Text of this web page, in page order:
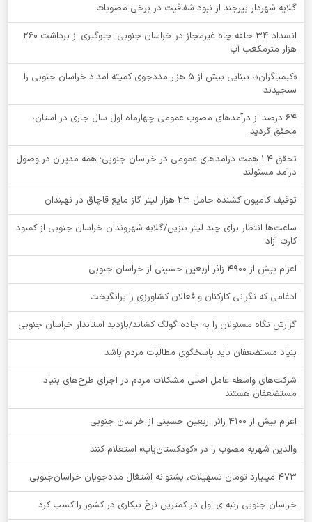
گلایه شهردار بیرجند از نبود شفافیت در برخی مصوبات
انسداد ۳۴ حلقه چاه غیرمجاز در خراسان جنوبی؛ جلوگیری از برداشت ۲۶۰
هزار مترمکعب آب
«کیمیاگران»، بینایی بیش از ۵ هزار مددجوی کمیته امداد خراسان جنوبی را
سنجیدند
64 درصد از درآمدهای مصوب عمومی چهارماه اول سال جاری در استان،
محقق گردید.
تحقق ۱.۴ همت درآمدهای عمومی در خراسان جنوبی؛ همه مدیران در وصول
درآمد مسئولند
توقيف کامیون کشنده حامل 23 هزار لیتر گاز مایع قاچاق در نهبندان
ساعت‌ها انتظار برای چند لیتر بنزین/گلایه شهروندان خراسان جنوبی از کمبود
کارت آزاد
اعزام بیش از 4900 زائر اربعین حسینی از خراسان جنوبی
ادغامی که نگرانی کارکنان و فعالان کشاورزی را برانگیخت
گزارش نگاه مسئولان را به جاده گولگ کشاند/بازدید استاندار خراسان جنوبی
بنیاد مستضعفان باید پاسخگوی مطالبات مردم باشد
شرکت‌های واسطه عامل اصلی مشکلات مردم در اجرای طرح‌های بنیاد
مستضعفان هستند
اعزام بیش از 4100 زائر اربعین حسینی از خراسان جنوبی
والدین شهریه مصوب را در «کودکستان‌یاب» استعلام کنند
۴۷۳ میلیارد تومان تسهیلات، پشتوانه اشتغال مددجویان خراسان‌جنوبی
خراسان جنوبی رتبه ی اول در کمترین نرخ بیکاری در کشور را کسب کرد